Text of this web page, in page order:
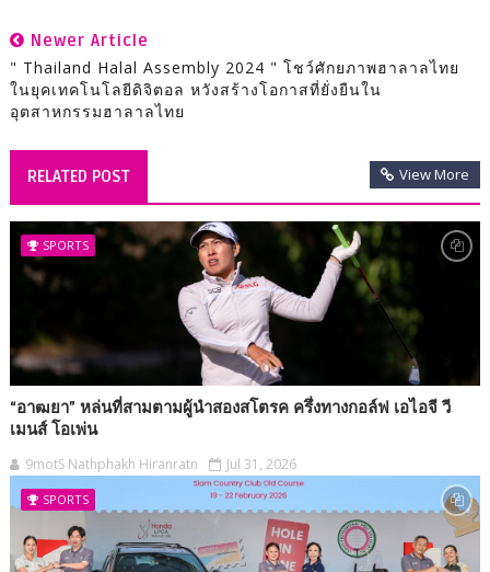
Newer Article
" Thailand Halal Assembly 2024 " โชว์ศักยภาพฮาลาลไทย
ในยุคเทคโนโลยีดิจิตอล หวังสร้างโอกาสที่ยั่งยืนใน
อุตสาหกรรมฮาลาลไทย
RELATED POST View More
SPORTS
“อาฒยา” หล่นที่สามตามผู้นำสองสโตรค ครึ่งทางกอล์ฟ เอไอจี วี
เมนส์ โอเพ่น
9motS Nathphakh Hiranratn Jul 31, 2026
SPORTS